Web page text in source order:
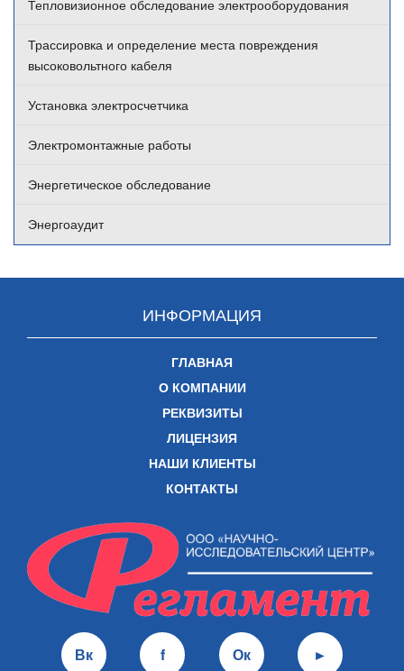
Тепловизионное обследование электрооборудования
Трассировка и определение места повреждения
высоковольтного кабеля
Установка электросчетчика
Электромонтажные работы
Энергетическое обследование
Энергоаудит
ИНФОРМАЦИЯ
ГЛАВНАЯ
О КОМПАНИИ
РЕКВИЗИТЫ
ЛИЦЕНЗИЯ
НАШИ КЛИЕНТЫ
КОНТАКТЫ
Вк f Ок ►